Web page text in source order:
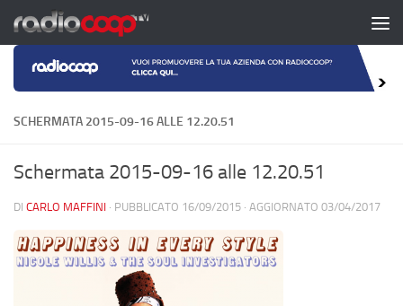
Salta al contenuto
SCHERMATA 2015-09-16 ALLE 12.20.51
Schermata 2015-09-16 alle 12.20.51
DI CARLO MAFFINI · PUBBLICATO 16/09/2015 · AGGIORNATO 03/04/2017